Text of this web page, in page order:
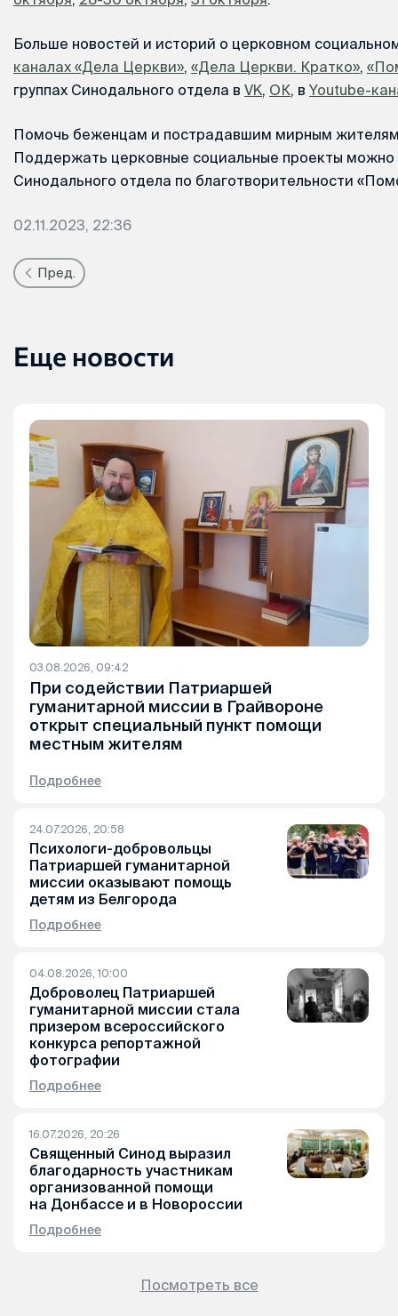
Больше новостей и историй о церковном
каналах «Дела Церкви», «Дела Церкви. Кратко»,
группах Синодального отдела в VK, ОК, в Youtube-
Помочь беженцам и пострадавшим мирным
Поддержать церковные социальные проекты
Синодального отдела по благотворительности
02.11.2023, 22:36
Пред.
Еще новости
03.08.2026, 09:42
При содействии Патриаршей
гуманитарной миссии в Грайвороне
открыт специальный пункт помощи
местным жителям
Подробнее
24.07.2026, 20:58
Психологи-добровольцы
Патриаршей гуманитарной
миссии оказывают помощь
детям из Белгорода
Подробнее
04.08.2026, 10:00
Доброволец Патриаршей
гуманитарной миссии стала
призером всероссийского
конкурса репортажной
фотографии
Подробнее
16.07.2026, 20:26
Священный Синод выразил
благодарность участникам
организованной помощи
на Донбассе и в Новороссии
Подробнее
Посмотреть все